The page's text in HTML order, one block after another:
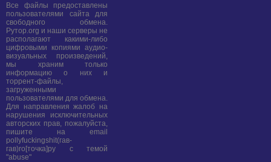
Все файлы предоставлены
пользователями сайта для
свободного обмена.
Рутор.org и наши серверы не
располагают какими-либо
цифровыми копиями аудио-
визуальных произведений,
мы храним только
информацию о них и
торрент-файлы,
загруженными
пользователями для обмена.
Для направления жалоб на
нарушения исключительных
авторских прав, пожалуйста,
пишите на email
pollyfuckingshit(гав-
гав)ro[точка]ру с темой
"abuse"